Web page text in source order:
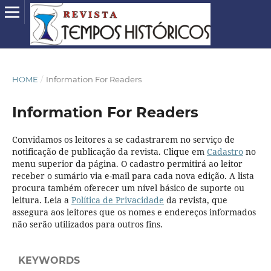
HOME / Information For Readers
Information For Readers
Convidamos os leitores a se cadastrarem no serviço de
notificação de publicação da revista. Clique em Cadastrono
menu superior da página. O cadastro permitirá ao leitor
receber o sumário via e-mail para cada nova edição. A lista
procura também oferecer um nível básico de suporte ou
leitura. Leia a Política de Privacidade da revista, que
assegura aos leitores que os nomes e endereços informados
não serão utilizados para outros fins.
KEYWORDS